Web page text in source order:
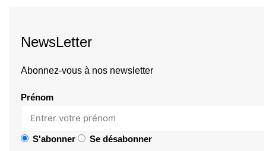
NewsLetter
Abonnez-vous à nos newsletter
Prénom
S'abonner Se désabonner